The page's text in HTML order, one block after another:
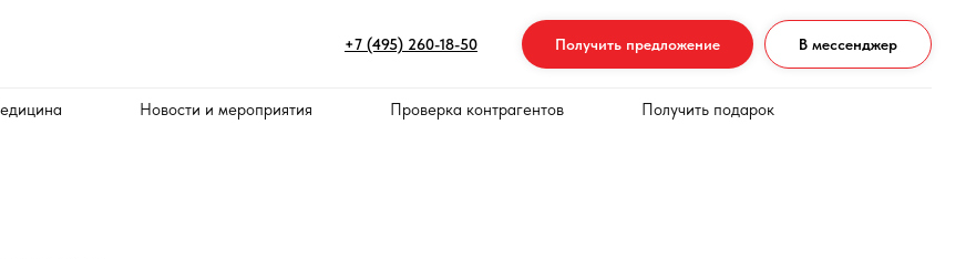
+7 (495) 260-18-50 Получить предложение В мессенджер
Новости и мероприятия Проверка контрагентов
Получить подарок